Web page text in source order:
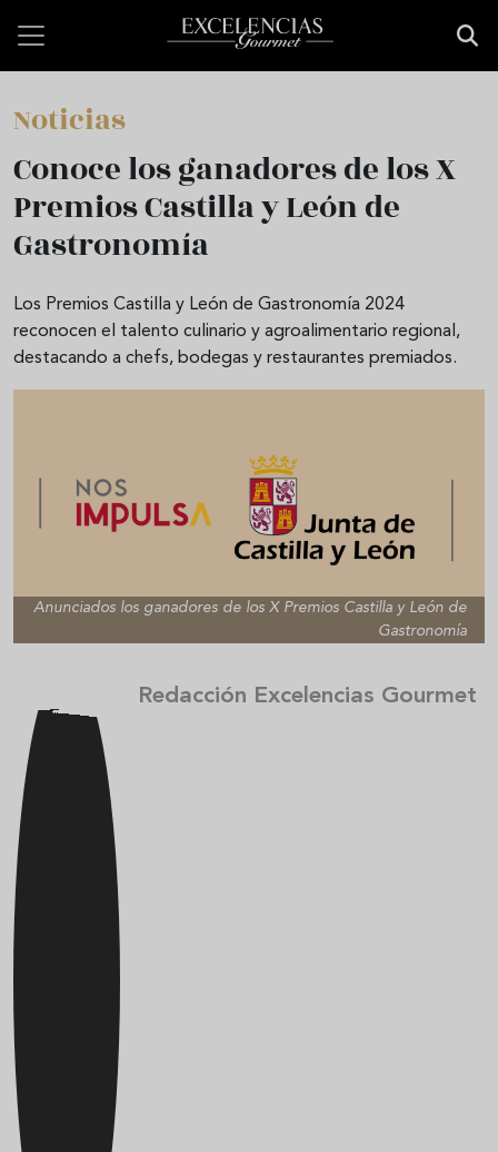
Noticias
Conoce los ganadores de los X
Premios Castilla y León de
Gastronomía
Los Premios Castilla y León de Gastronomía 2024
reconocen el talento culinario y agroalimentario regional,
destacando a chefs, bodegas y restaurantes premiados.
Anunciados los ganadores de los X Premios Castilla y León de
Gastronomía
Redacción Excelencias Gourmet